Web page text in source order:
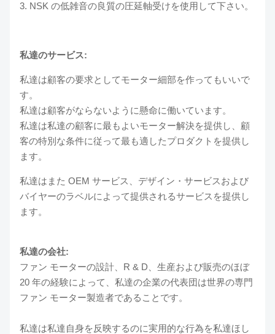
3. NSK の低雑音の良質の圧延軸受けを使用して下さい。
私達のサービス:
私達は顧客の要求としてモーター細部を作ってもいいで
す。
私達は顧客がならないように懸命に働いています。
私達は私達の顧客に最もよいモーター解決を提供し、顧
客の特別な条件に従って最も適したプロダクトを提供し
ます。
私達はまた OEM サービス、デザイン・サービスおよび
バイヤーのラベルによって提供されるサービスを提供し
ます。
私達の会社:
ファン モーターの設計、R & D、生産および販売のほぼ
20 年の経験によって、私達の企業の代表団は世界の専門
ファン モーター製造者であることです。
私達は私達自身を反映するのに実用的な行為を私達ほし